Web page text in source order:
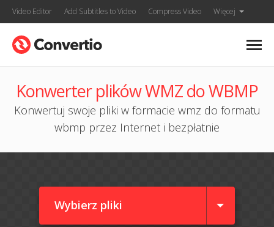
Video Editor Add Subtitles to Video Compress Video Więcej
Konwerter plików WMZ do WBMP
Konwertuj swoje pliki w formacie wmz do formatu
wbmp przez Internet i bezpłatnie
Wybierz pliki